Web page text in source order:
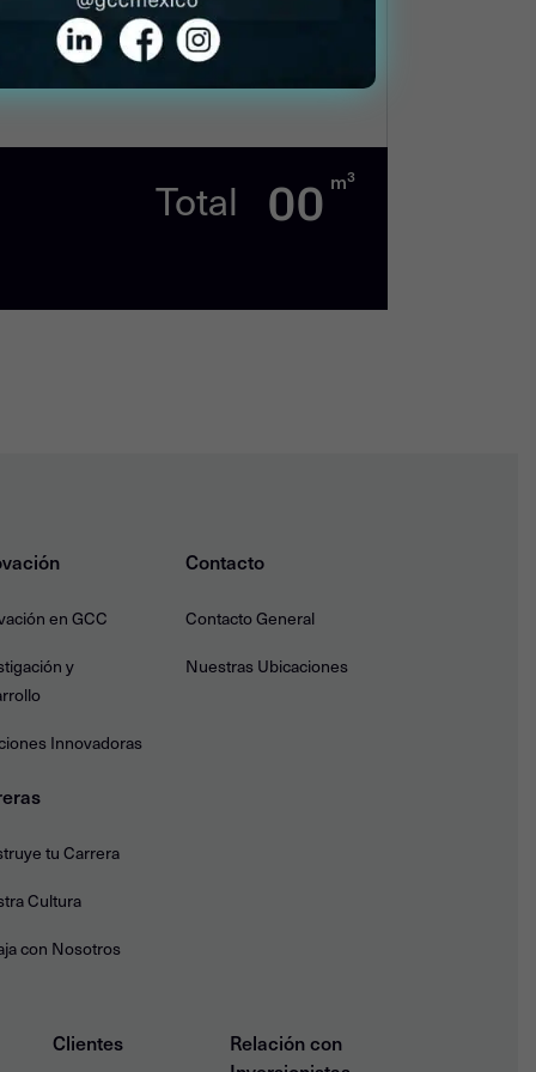
Total 00 m3
en GCC
y
Innovadoras
tu Carrera
Cultura
con Nosotros
Contacto
Contacto General
Nuestras Ubicaciones
Clientes
Relación con